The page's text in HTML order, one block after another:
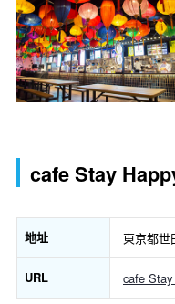
cafe Stay
地址 東京都世
URL cafe